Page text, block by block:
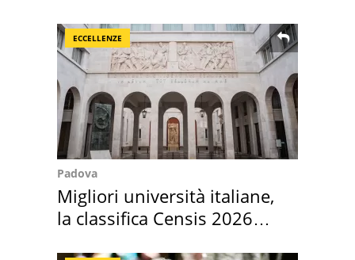
ECCELLENZE
Padova
Migliori università italiane,
la classifica Censis 2026